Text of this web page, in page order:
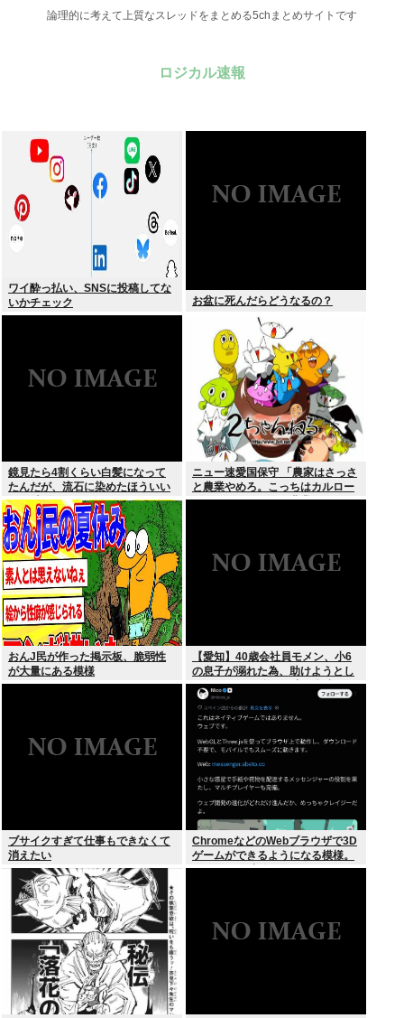
論理的に考えて上質なスレッドをまとめる5chまとめサイトです
ロジカル速報
ワイ酔っ払い、SNSに投稿してな
いかチェック
お盆に死んだらどうなるの？
鏡見たら4割くらい白髪になって
たんだが、流石に染めたほういい
の ？半分おじいちゃんでドン引き
したわ
ニュー速愛国保守 「農家はさっさ
と農業やめろ。こっちはカルロー
ズでいいんだから。農業されたら
おんJ民が作った掲示板、脆弱性
が大量にある模様
【愛知】40歳会社員モメン、小6
の息子が溺れた為、助けようとし
て溺れる なお息子は妻が救出
ブサイクすぎて仕事もできなくて
消えたい
ChromeなどのWebブラウザで3D
ゲームができるようになる模様。
Windowsは完全不要に